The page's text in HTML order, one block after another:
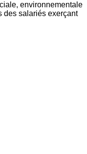
environnementale
des salariés exerçant